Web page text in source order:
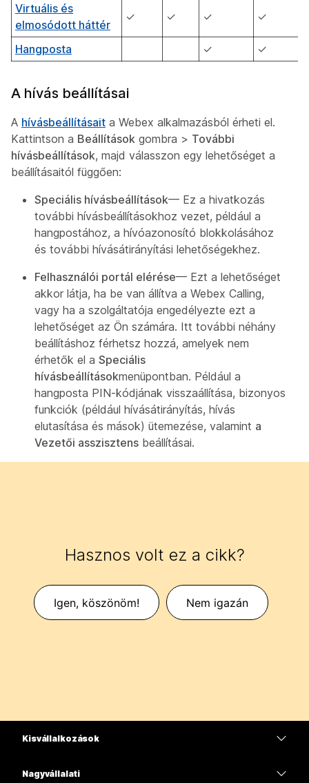
Virtuális és
elmosódott háttér
✓ ✓ ✓ ✓
Hangposta ✓ ✓
A hívás beállításai
A hívásbeállításait a Webex alkalmazásból érheti el.
Kattintson a Beállítások gombra > További
hívásbeállítások, majd válasszon egy lehetőséget a
beállításaitól függően:
Speciális hívásbeállítások— Ez a hivatkozás
további hívásbeállításokhoz vezet, például a
hangpostához, a hívóazonosító blokkolásához
és további hívásátirányítási lehetőségekhez.
Felhasználói portál elérése— Ezt a lehetőséget
akkor látja, ha be van állítva a Webex Calling,
vagy ha a szolgáltatója engedélyezte ezt a
lehetőséget az Ön számára. Itt további néhány
beállításhoz férhetsz hozzá, amelyek nem
érhetők el a Speciális
hívásbeállításokmenüpontban. Például a
hangposta PIN-kódjának visszaállítása, bizonyos
funkciók (például hívásátirányítás, hívás
elutasítása és mások) ütemezése, valamint a
Vezetői asszisztens beállításai.
Hasznos volt ez a cikk?
Igen, köszönöm! Nem igazán
Kisvállalkozások
Nagyvállalati